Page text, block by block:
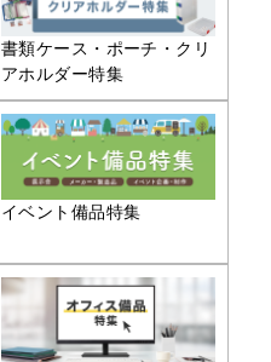
書類ケース・ポーチ・クリ
アホルダー特集
イベント備品特集